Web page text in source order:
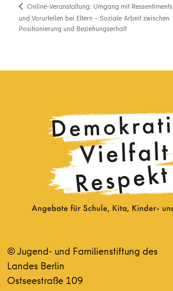
Online-Veranstaltung: Umgang mit Ressentiments
und Vorurteilen bei Eltern – Soziale Arbeit zwischen
Positionierung und Beziehungserhalt
© Jugend- und Familienstiftung des
Landes Berlin
Ostseestraße 109